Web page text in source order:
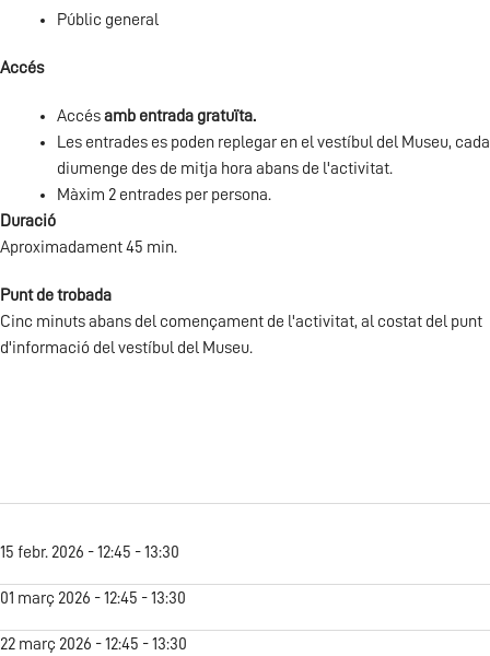
Públic general
Accés
Accésamb entrada gratuïta.
Les entrades es poden replegar en el vestíbul del Museu, cada
diumenge des de mitja hora abans de l'activitat.
Màxim 2 entrades per persona.
Duració
Aproximadament 45 min.
Punt de trobada
Cinc minuts abans del començament de l'activitat, al costat del punt
d'informació del vestíbul del Museu.
15 febr. 2026 - 12:45 - 13:30
01 març 2026 - 12:45 - 13:30
22 març 2026 - 12:45 - 13:30